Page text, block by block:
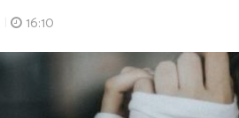
16:10